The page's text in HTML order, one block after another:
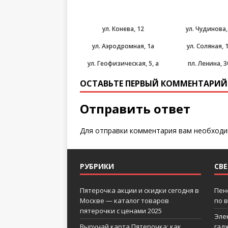
ул. Конева, 12 ул.
ул. Аэродромная, 1а
ул. Соляная,
ул. Геофизическая, 5, а
пл. Ленина,
ОСТАВЬТЕ ПЕРВЫЙ КОММЕНТАРИЙ
Отправить ответ
Для отправки комментария вам
РУБРИКИ
Пятерочка акции и скидки сегодня в
Москве — каталог товаров
пятерочки с ценами 2025
по